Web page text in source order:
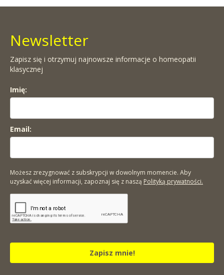
Newsletter
Zapisz się i otrzymuj najnowsze informacje o homeopatii
klasycznej
Imię:
Email:
Możesz zrezygnować z subskrypcji w dowolnym momencie. Aby
uzyskać więcej informacji, zapoznaj się z naszą Polityką prywatności.
Zapisz mnie!